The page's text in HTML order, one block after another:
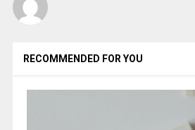
RECOMMENDED FOR YOU